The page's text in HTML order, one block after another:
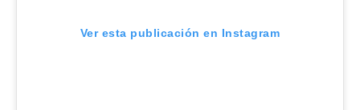
Ver esta publicación en Instagram